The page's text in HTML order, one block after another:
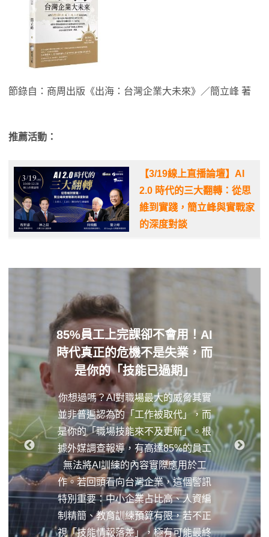
節錄自：商周出版《出海：台灣企業大未來》／簡立峰 著
推薦活動：
【3/19線上直播論壇】AI
2.0 時代的三大翻轉：從思
維到實踐，簡立峰與實戰家
的深度對談
85%員工上完課卻不會用！AI
時代真正的危機不是失業，而
是你的「技能已過期」
你想過嗎？AI對職場最大的威脅其實
並非普遍認為的「工作被取代」，而
是你的「職場技能來不及更新」。根
據外媒調查報導，有高達85%的員工
無法將AI訓練的內容實際應用於工
作。若回頭看向台灣企業，這個警訊
特別重要：中小企業占比高、人資編
制精簡、教育訓練預算有限，若不正
視「技能情報落差」，極有可能最終